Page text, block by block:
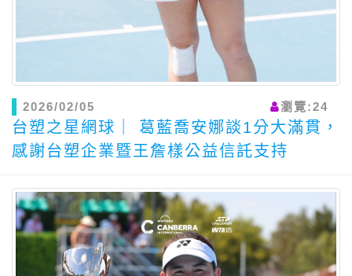
2026/02/05 瀏覽:24
台塑之星網球｜ 葛藍喬安娜談1分大滿貫，
感謝台塑企業暨王詹樣公益信託支持